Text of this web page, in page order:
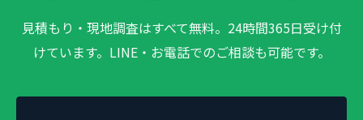
見積もり・現地調査はすべて無料。24時間365日受け付
けています。LINE・お電話でのご相談も可能です。